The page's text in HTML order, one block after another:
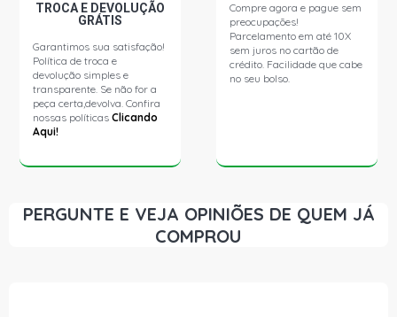
SERIE R R113 CAMINHAO 8.1 16V DCS14 DIESEL (1991 -
SERIE R R113 E CAMINHAO 10.6 24V DSC11 320 L6
DIESEL (1991 - 2007)
SERIE R R113 H CAMINHAO 10.6 24V DSC11 320 L6
DIESEL (1981 - 1993)
TROCA E DEVOLUÇÃO
GRÁTIS
Garantimos sua satisfação!
Política de troca e
devolução simples e
transparente. Se não for a
peça certa,devolva. Confira
nossas políticasClicando
Aqui!
Compre agora e pague sem
preocupações!
Parcelamento em até 10X
sem juros no cartão de
crédito. Facilidade que cabe
no seu bolso.
PERGUNTE E VEJA OPINIÕES DE QUEM JÁ
COMPROU